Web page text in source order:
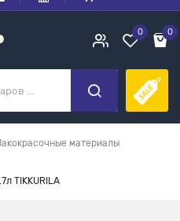
0 0
материалы
TIKKURILA